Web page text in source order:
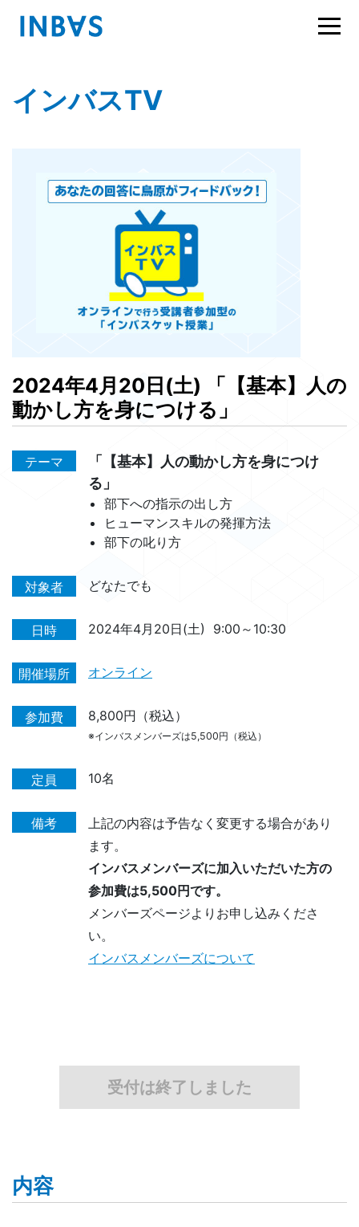
インバスTV
2024年4月20日(土) 「【基本】人の
動かし方を身につける」
テーマ
「【基本】人の動かし方を身につけ
る」
部下への指示の出し方
ヒューマンスキルの発揮方法
部下の叱り方
対象者 どなたでも
日時 2024年4月20日(土) 9:00～10:30
開催場所 オンライン
参加費 8,800円（税込）
※インバスメンバーズは5,500円（税込）
定員 10名
備考
上記の内容は予告なく変更する場合があり
ます。
インバスメンバーズに加入いただいた方の
参加費は5,500円です。
メンバーズページよりお申し込みくださ
い。
インバスメンバーズについて
受付は終了しました
内容